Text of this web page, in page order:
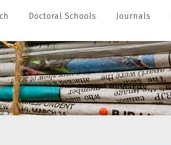
Doctoral Schools Journals